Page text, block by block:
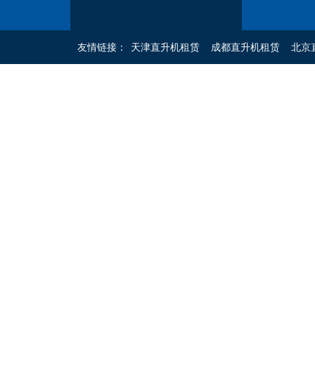
友情链接： 天津直升机租赁 成都直升机租赁 北京